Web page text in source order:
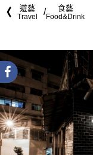
遊藝
Travel
食藝
Food&Drink